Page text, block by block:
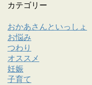
カテゴリー
おかあさんといっしょ
お悩み
つわり
オススメ
妊娠
子育て